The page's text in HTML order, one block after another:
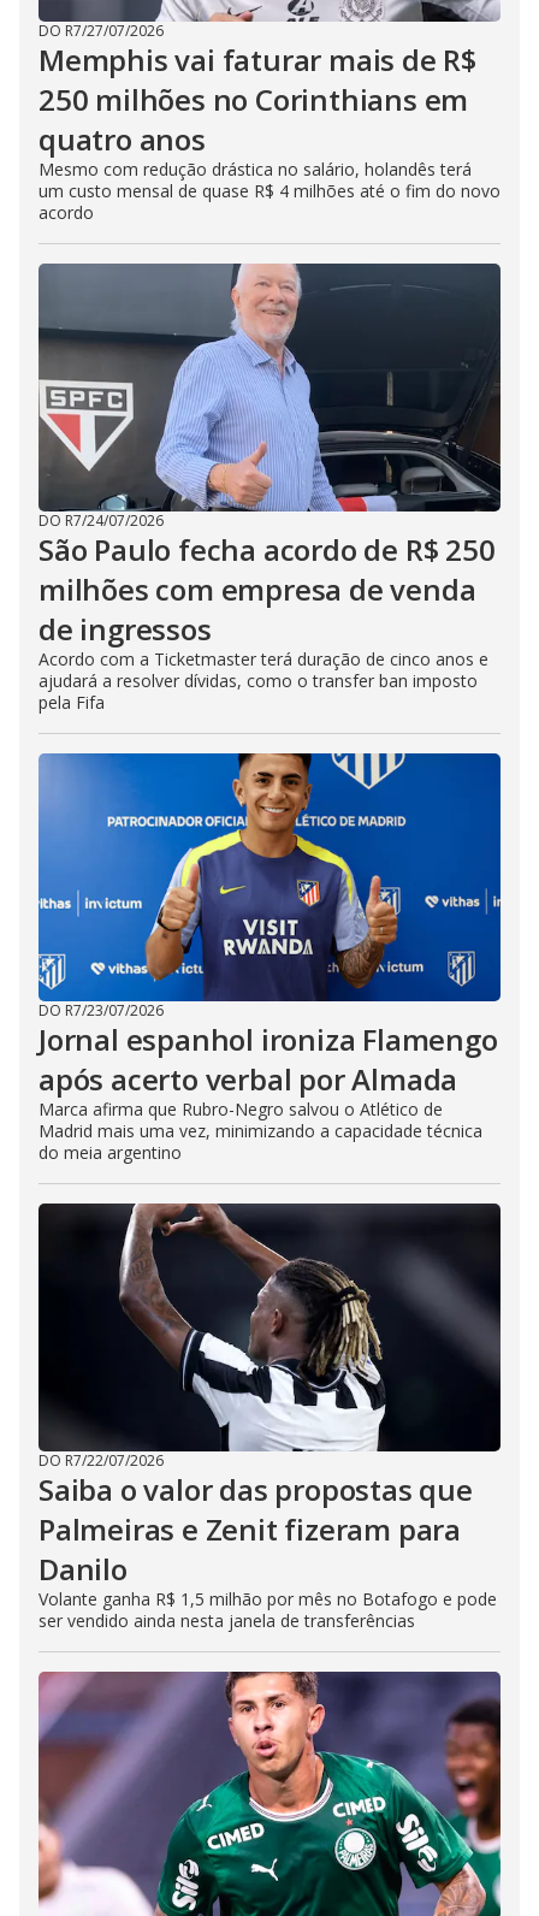
DO R7/27/07/2026
Memphis vai faturar mais de R$
250 milhões no Corinthians em
quatro anos
Mesmo com redução drástica no salário, holandês terá
um custo mensal de quase R$ 4 milhões até o fim do novo
acordo
DO R7/24/07/2026
São Paulo fecha acordo de R$ 250
milhões com empresa de venda
de ingressos
Acordo com a Ticketmaster terá duração de cinco anos e
ajudará a resolver dívidas, como o transfer ban imposto
pela Fifa
DO R7/23/07/2026
Jornal espanhol ironiza Flamengo
após acerto verbal por Almada
Marca afirma que Rubro-Negro salvou o Atlético de
Madrid mais uma vez, minimizando a capacidade técnica
do meia argentino
DO R7/22/07/2026
Saiba o valor das propostas que
Palmeiras e Zenit fizeram para
Danilo
Volante ganha R$ 1,5 milhão por mês no Botafogo e pode
ser vendido ainda nesta janela de transferências